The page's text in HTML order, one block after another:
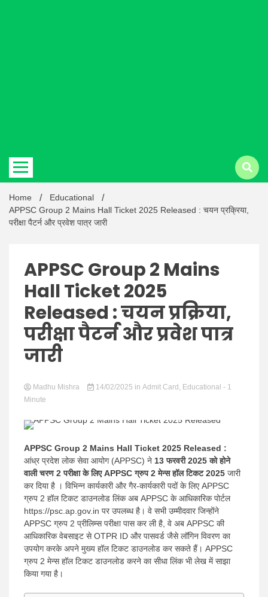
Latest
Hindi
News
Home
Educational
APPSC Group 2 Mains Hall Ticket 2025 Released : चयन प्रक्रिया,
परीक्षा पैटर्न और प्रवेश पात्र जारी
APPSC Group 2 Mains
Hall Ticket 2025
Released : चयन प्रक्रिया,
परीक्षा पैटर्न और प्रवेश पात्र
जारी
Madhu Mishra 14/02/2025 in Admit Card , Educational - 1
Minute
APPSC Group 2 Mains Hall Ticket 2025 Released :
आंध्र प्रदेश लोक सेवा आयोग (APPSC) ने 13 फरवरी 2025 को होने
वाली चरण 2 परीक्षा के लिए APPSC ग्रुप 2 मेन्स हॉल टिकट 2025 जारी
कर दिया है । विभिन्न कार्यकारी और गैर-कार्यकारी पदों के लिए APPSC
ग्रुप 2 हॉल टिकट डाउनलोड लिंक अब APPSC के आधिकारिक पोर्टल
https://psc.ap.gov.in पर उपलब्ध है। वे सभी उम्मीदवार जिन्होंने
APPSC ग्रुप 2 प्रीलिम्स परीक्षा पास कर ली है, वे अब APPSC की
आधिकारिक वेबसाइट से OTPR ID और पासवर्ड जैसे लॉगिन विवरण का
उपयोग करके अपने मुख्य हॉल टिकट डाउनलोड कर सकते हैं। APPSC
ग्रुप 2 मेन्स हॉल टिकट डाउनलोड करने का सीधा लिंक भी लेख में साझा
किया गया है।